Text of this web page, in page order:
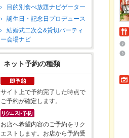
目的別食べ放題ナビゲーター
誕生日・記念日プロデュース
結婚式二次会&貸切パーティ
ー会場ナビ
ネット予約の種類
サイト上で予約完了した時点で
ご予約が確定します。
お店へ希望内容のご予約をリク
エストします。お店から予約受